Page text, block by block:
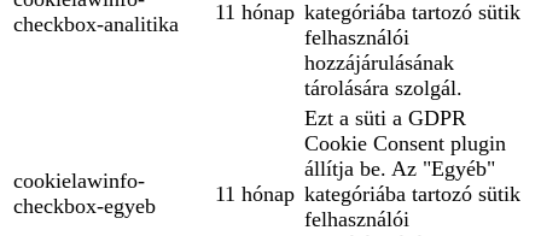
checkbox-analitika
11 hónap kategóriába tartozó sütik
felhasználói
hozzájárulásának
tárolására szolgál.
cookielawinfo-
checkbox-egyeb
11 hónap
Ezt a süti a GDPR
Cookie Consent plugin
állítja be. Az "Egyéb"
kategóriába tartozó sütik
felhasználói